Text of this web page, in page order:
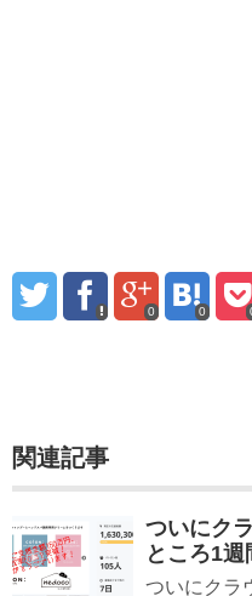
0 0
関連記事
ついにク
ところ1週
ついにクラ